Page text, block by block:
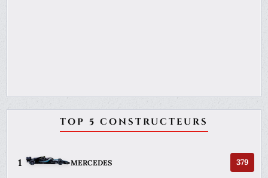
TOP 5 CONSTRUCTEURS
1 MERCEDES 379